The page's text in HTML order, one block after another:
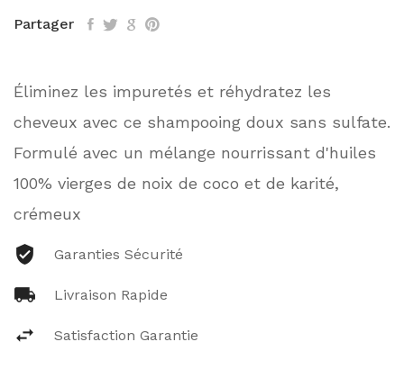
Partager
Éliminez les impuretés et réhydratez les
cheveux avec ce shampooing doux sans sulfate.
Formulé avec un mélange nourrissant d'huiles
100% vierges de noix de coco et de karité,
crémeux
Garanties Sécurité
Livraison Rapide
Satisfaction Garantie